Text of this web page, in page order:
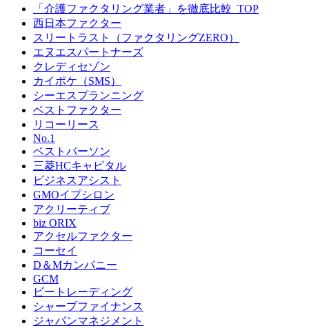
「介護ファクタリング業者」を徹底比較_TOP
西日本ファクター
スリートラスト（ファクタリングZERO）
エヌエスパートナーズ
クレディセゾン
カイポケ（SMS）
シーエスプランニング
ベストファクター
リコーリース
No.1
ベストパーソン
三菱HCキャピタル
ビジネスアシスト
GMOイプシロン
アクリーティブ
biz ORIX
アクセルファクター
コーセイ
D＆Mカンパニー
GCM
ビートレーディング
シャープファイナンス
ジャパンマネジメント